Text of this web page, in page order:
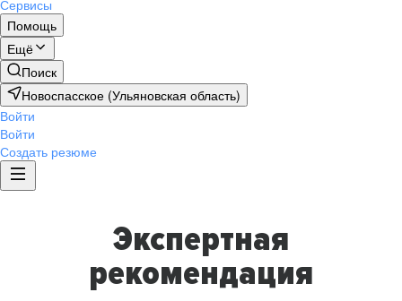
Сервисы
Помощь
Ещё
Поиск
Новоспасское (Ульяновская область)
Войти
Войти
Создать резюме
Экспертная
рекомендация